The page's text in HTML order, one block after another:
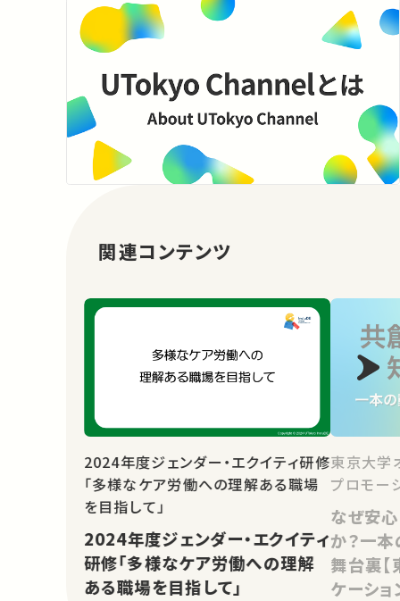
関連コンテンツ
2024年度ジェンダー・エクイティ研修
「多様なケア労働への理解ある職場
を目指して」
2024年度ジェンダー・エクイティ
研修「多様なケア労働への理解
ある職場を目指して」
東京大学
プロモー
なぜ安
か？一
舞台裏
ケーショ